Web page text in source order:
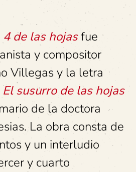
de las hojasfue
y compositor
Villegas y la letra
El susurro de las hojas
de la doctora
La obra consta de
y un interludio
y cuarto